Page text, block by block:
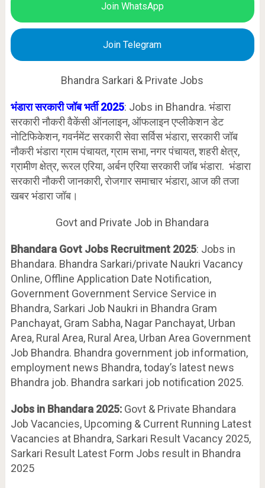
Join WhatsApp
Join Telegram
Bhandra Sarkari & Private Jobs
भंडारा सरकारी जॉब भर्ती 2025: Jobs in Bhandra. भंडारा
सरकारी नौकरी वैकेंसी ऑनलाइन, ऑफलाइन एप्लीकेशन डेट
नोटिफिकेशन, गवर्नमेंट सरकारी सेवा सर्विस भंडारा, सरकारी जॉब
नौकरी भंडारा ग्राम पंचायत, ग्राम सभा, नगर पंचायत, शहरी क्षेत्र,
ग्रामीण क्षेत्र, रूरल एरिया, अर्बन एरिया सरकारी जॉब भंडारा. भंडारा
सरकारी नौकरी जानकारी, रोजगार समाचार भंडारा, आज की तजा
खबर भंडारा जॉब।
Govt and Private Job in Bhandara
Bhandara Govt Jobs Recruitment 2025: Jobs in
Bhandara. Bhandra Sarkari/private Naukri Vacancy
Online, Offline Application Date Notification,
Government Government Service Service in
Bhandra, Sarkari Job Naukri in Bhandra Gram
Panchayat, Gram Sabha, Nagar Panchayat, Urban
Area, Rural Area, Rural Area, Urban Area Government
Job Bhandra. Bhandra government job information,
employment news Bhandra, today’s latest news
Bhandra job. Bhandra sarkari job notification 2025.
Jobs in Bhandara 2025:Govt & Private Bhandara
Job Vacancies, Upcoming & Current Running Latest
Vacancies at Bhandra, Sarkari Result Vacancy 2025,
Sarkari Result Latest Form Jobs result in Bhandra
2025